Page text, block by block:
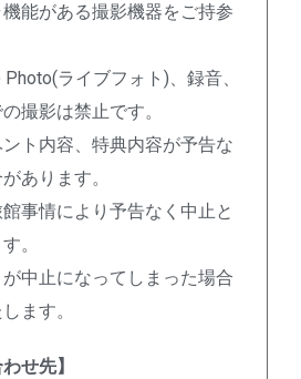
能がある撮影機器をご持参
ライブフォト)、録音、
撮影は禁止です。
ト内容、特典内容が予告な
あります。
事情により予告なく中止と
。
中止になってしまった場合
ます。
せ先】